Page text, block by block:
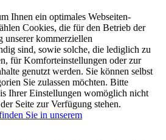
Ihnen ein optimales Webseiten-
Cookies, die für den Betrieb der
unserer kommerziellen
sind, sowie solche, die lediglich zu
für Komforteinstellungen oder zur
genutzt werden. Sie können selbst
Sie zulassen möchten. Bitte
Ihrer Einstellungen womöglich nicht
Seite zur Verfügung stehen.
Sie in unserem